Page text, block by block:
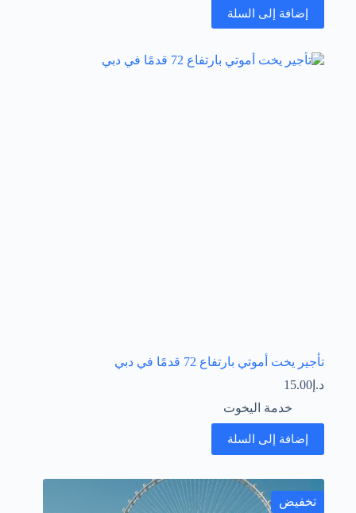
إضافة إلى السلة
تأجير يخت أموتي بارتفاع 72 قدمًا في دبي
د.إ 15.00
خدمة اليخوت
إضافة إلى السلة
تخفيض